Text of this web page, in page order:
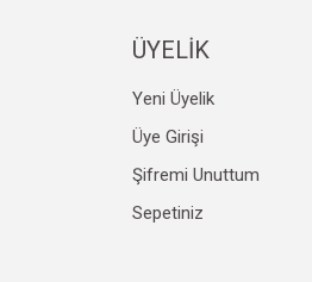
ÜYELİK
Yeni Üyelik
Üye Girişi
Şifremi Unuttum
Sepetiniz